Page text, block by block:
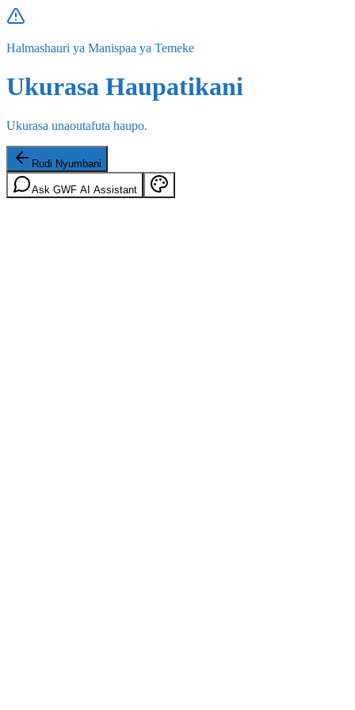
Halmashauri ya Manispaa ya Temeke
Ukurasa Haupatikani
Ukurasa unaoutafuta haupo.
Rudi Nyumbani
Ask GWF AI Assistant